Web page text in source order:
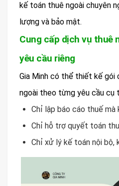
kế toán thuê ngoài chuyên
lượng và bảo mật.
Cung cấp dịch vụ thuê
yêu cầu riêng
Gia Minh có thể thiết kế gói
ngoài theo từng yêu cầu cụ
Chỉ lập báo cáo thuế
Chỉ hỗ trợ quyết toán
Chỉ xử lý kế toán nội bộ,